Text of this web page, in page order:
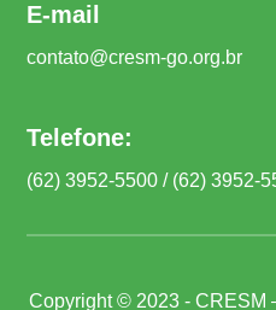
E-mail
contato@cresm-go.org.br
Telefone:
(62) 3952-5500 / (62) 3952-
Copyright © 2023 - CRESM